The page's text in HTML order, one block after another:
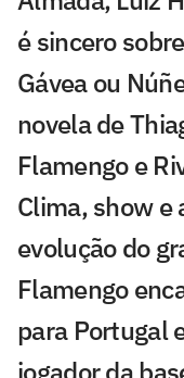
é sincero
Gávea ou
novela de
Flamengo e
Clima, show
evolução do
Flamengo
para Portugal